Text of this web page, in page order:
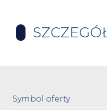
Symbol oferty